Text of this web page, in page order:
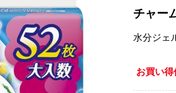
チャー
水分ジェ
お買い得